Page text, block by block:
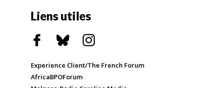
Liens utiles
Experience Client/The French Forum
AfricaBPOForum